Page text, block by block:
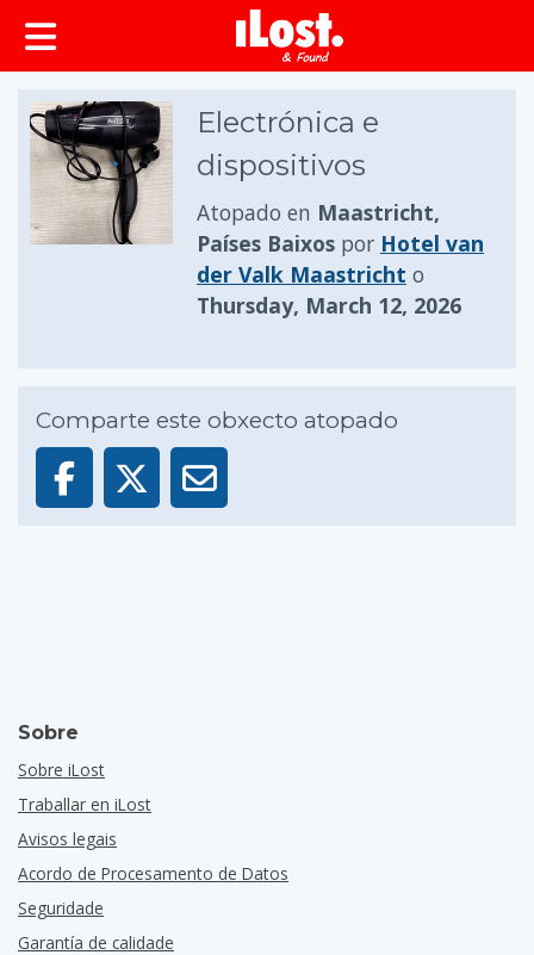
Electrónica e
dispositivos
Atopado en Maastricht,
Países Baixos por Hotel van
der Valk Maastricht o
Thursday, March 12, 2026
Comparte este obxecto atopado
Sobre
Sobre iLost
Traballar en iLost
Avisos legais
Acordo de Procesamento de Datos
Seguridade
Garantía de calidade